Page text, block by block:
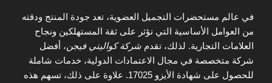
في عالم مستحضرات التجميل العضوية، تعد جودة المنتج ودقته
من العوامل الأساسية التي تؤثر على ثقة المستهلكين ونجاح
العلامات التجارية. لذلك، تقدم شركة كواليتي فيجن، أفضل
شركة متخصصة في مجال الاعتمادات الدولية، خدمات شاملة
للحصول على شهادة الأيزو 17025. علاوة على ذلك، تسهم هذه